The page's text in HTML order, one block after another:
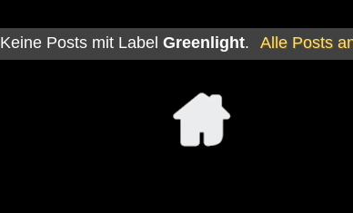
Keine Posts mit Label Greenlight. Alle Posts